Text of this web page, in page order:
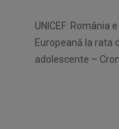
UNICEF: România
Europeană la rata
adolescente –